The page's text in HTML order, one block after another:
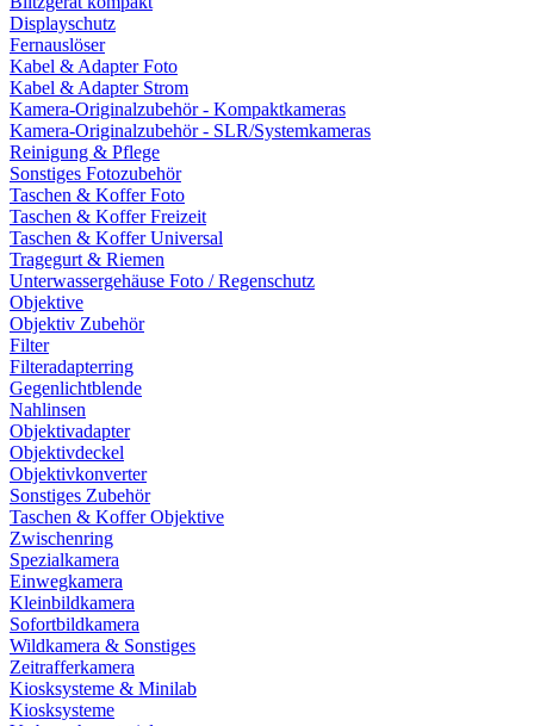
Displayschutz
Fernauslöser
Kabel & Adapter Foto
Kabel & Adapter Strom
Kamera-Originalzubehör - Kompaktkameras
Kamera-Originalzubehör - SLR/Systemkameras
Reinigung & Pflege
Sonstiges Fotozubehör
Taschen & Koffer Foto
Taschen & Koffer Freizeit
Taschen & Koffer Universal
Tragegurt & Riemen
Unterwassergehäuse Foto / Regenschutz
Objektive
Objektiv Zubehör
Filter
Filteradapterring
Gegenlichtblende
Nahlinsen
Objektivadapter
Objektivdeckel
Objektivkonverter
Sonstiges Zubehör
Taschen & Koffer Objektive
Zwischenring
Spezialkamera
Einwegkamera
Kleinbildkamera
Sofortbildkamera
Wildkamera & Sonstiges
Zeitrafferkamera
Kiosksysteme & Minilab
Kiosksysteme